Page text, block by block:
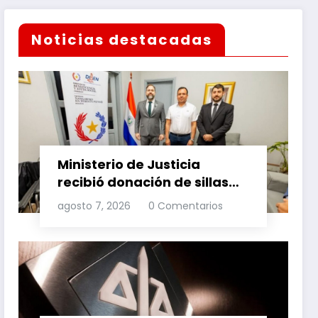
Noticias destacadas
Ministerio de Justicia
recibió donación de sillas
de ruedas para internos
vulnerables
agosto 7, 2026 0 Comentarios